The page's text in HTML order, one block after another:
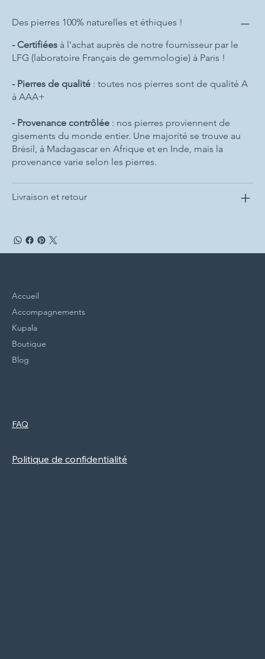
Des pierres 100% naturelles et éthiques !
- Certifiées à l'achat auprès de notre fournisseur par le
LFG (laboratoire Français de gemmologie) à Paris !
- Pierres de qualité : toutes nos pierres sont de qualité A
à AAA+
- Provenance contrôlée : nos pierres proviennent de
gisements du monde entier. Une majorité se trouve au
Brésil, à Madagascar en Afrique et en Inde, mais la
provenance varie selon les pierres.
Livraison et retour
Accueil
Accompagnements
Kupala
Boutique
Blog
FAQ
Politique de confidentialité